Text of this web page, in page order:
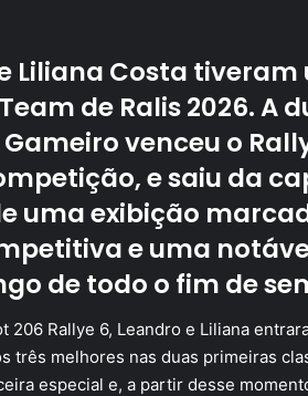
Liliana Costa
de Ralis 2026. A
venceu o
e saiu da
uma exibição
e uma
de todo o fim de
206 Rallye 6, Leandro e Liliana
três melhores nas duas primeiras
especial e, a partir desse